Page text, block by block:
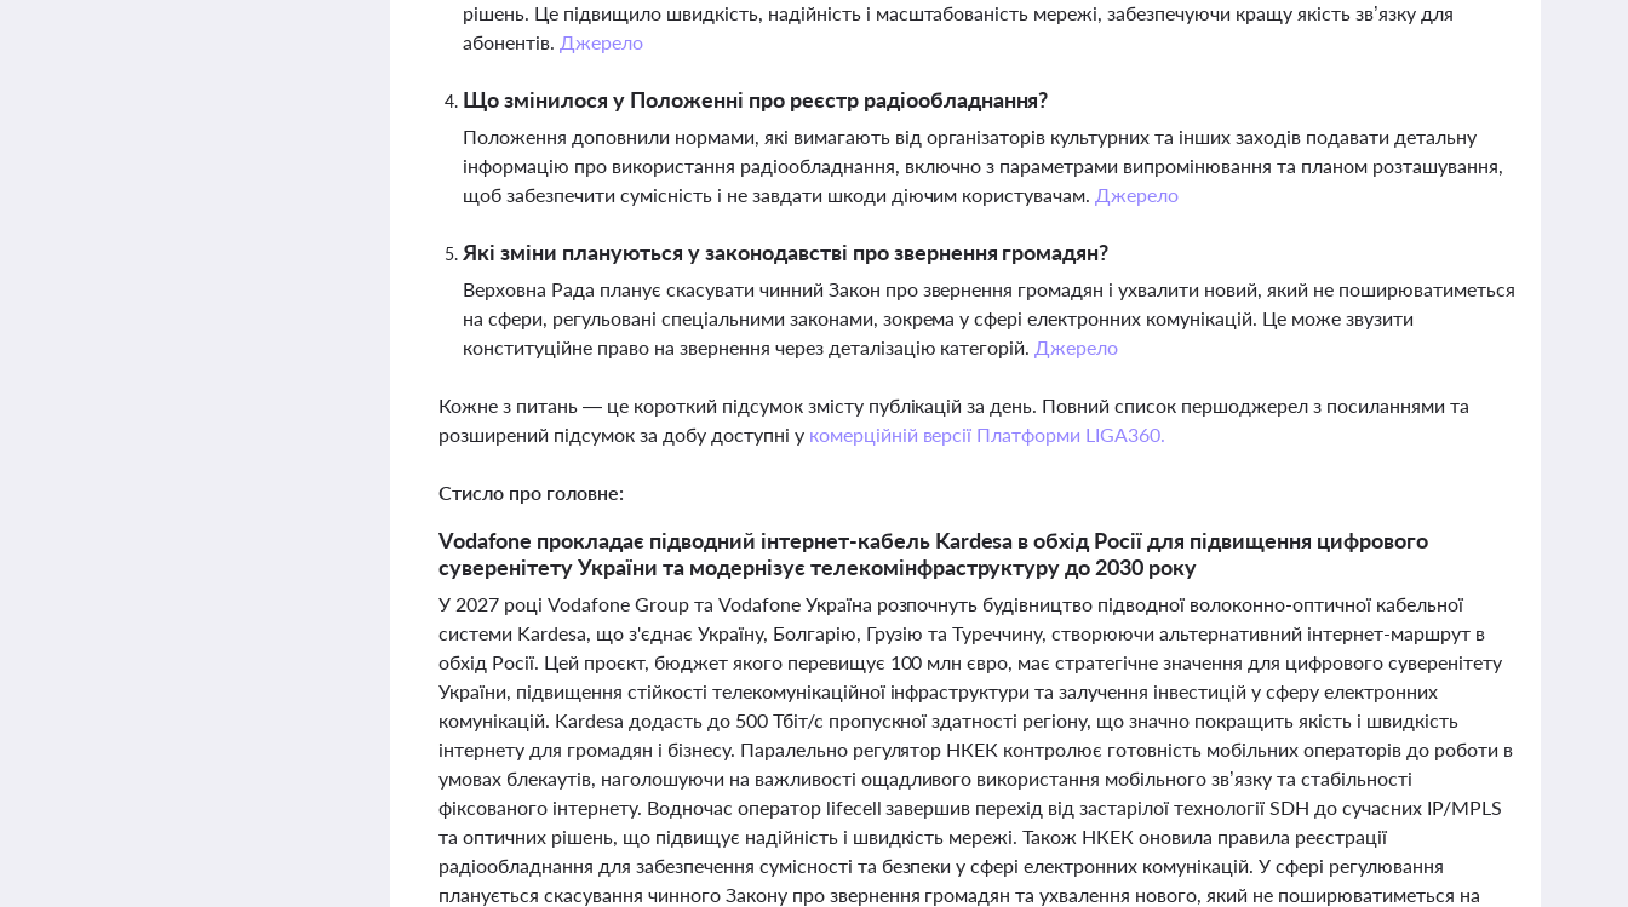
рішень. Це підвищило швидкість, надійність і масштабованість мережі, забезпечуючи кращу якість зв’язку для
абонентів. Джерело
Що змінилося у Положенні про реєстр радіообладнання?
Положення доповнили нормами, які вимагають від організаторів культурних та інших заходів подавати детальну
інформацію про використання радіообладнання, включно з параметрами випромінювання та планом розташування,
щоб забезпечити сумісність і не завдати шкоди діючим користувачам. Джерело
Які зміни плануються у законодавстві про звернення громадян?
Верховна Рада планує скасувати чинний Закон про звернення громадян і ухвалити новий, який не поширюватиметься
на сфери, регульовані спеціальними законами, зокрема у сфері електронних комунікацій. Це може звузити
конституційне право на звернення через деталізацію категорій. Джерело
Кожне з питань — це короткий підсумок змісту публікацій за день. Повний список першоджерел з посиланнями та
розширений підсумок за добу доступні у комерційній версії Платформи LIGA360.
Стисло про головне:
Vodafone прокладає підводний інтернет-кабель Kardesa в обхід Росії для підвищення цифрового
суверенітету України та модернізує телекомінфраструктуру до 2030 року
У 2027 році Vodafone Group та Vodafone Україна розпочнуть будівництво підводної волоконно-оптичної кабельної
системи Kardesa, що з'єднає Україну, Болгарію, Грузію та Туреччину, створюючи альтернативний інтернет-маршрут в
обхід Росії. Цей проєкт, бюджет якого перевищує 100 млн євро, має стратегічне значення для цифрового суверенітету
України, підвищення стійкості телекомунікаційної інфраструктури та залучення інвестицій у сферу електронних
комунікацій. Kardesa додасть до 500 Тбіт/с пропускної здатності регіону, що значно покращить якість і швидкість
інтернету для громадян і бізнесу. Паралельно регулятор НКЕК контролює готовність мобільних операторів до роботи в
умовах блекаутів, наголошуючи на важливості ощадливого використання мобільного зв’язку та стабільності
фіксованого інтернету. Водночас оператор lifecell завершив перехід від застарілої технології SDH до сучасних IP/MPLS
та оптичних рішень, що підвищує надійність і швидкість мережі. Також НКЕК оновила правила реєстрації
радіообладнання для забезпечення сумісності та безпеки у сфері електронних комунікацій. У сфері регулювання
планується скасування чинного Закону про звернення громадян та ухвалення нового, який не поширюватиметься на